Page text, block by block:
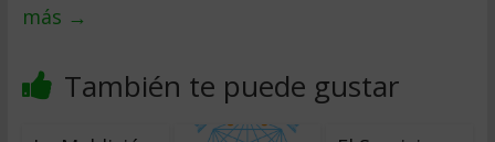
más →
También te puede gustar